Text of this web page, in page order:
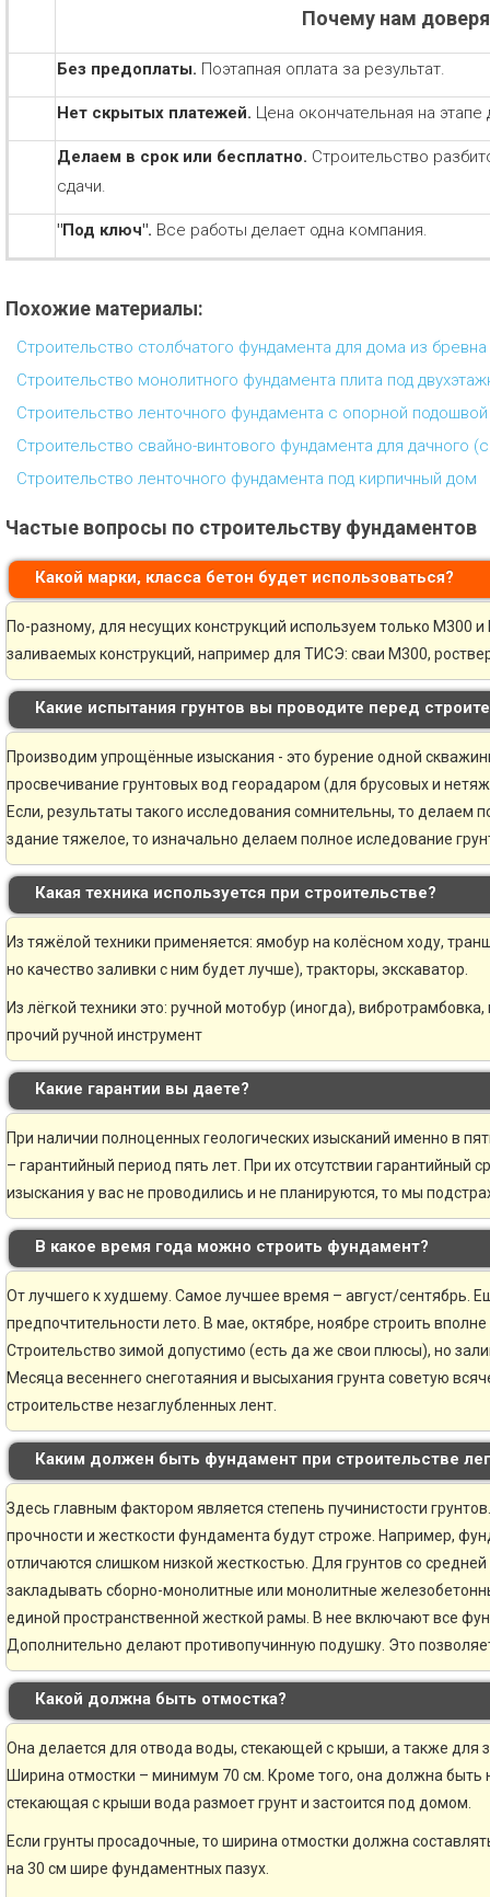
Почему нам
Без предоплаты. Поэтапная оплата за результат.
Нет скрытых платежей. Цена окончательная на этапе
Делаем в срок или бесплатно. Строительство
сдачи.
"Под ключ". Все работы делает одна компания.
Похожие материалы:
Строительство столбчатого фундамента для дома из бревна
Строительство монолитного фундамента плита под
Строительство ленточного фундамента с опорной подошвой
Строительство свайно-винтового фундамента для дачного
Строительство ленточного фундамента под кирпичный дом
Частые вопросы по строительству фундаментов
Какой марки, класса бетон будет использоваться?
По-разному, для несущих конструкций используем только М300
заливаемых конструкций, например для ТИСЭ: сваи М300,
Какие испытания грунтов вы проводите перед
Производим упрощённые изыскания - это бурение одной
просвечивание грунтовых вод георадаром (для брусовых и
Если, результаты такого исследования сомнительны, то делаем
здание тяжелое, то изначально делаем полное иследование
Какая техника используется при строительстве?
Из тяжёлой техники применяется: ямобур на колёсном ходу,
но качество заливки с ним будет лучше), тракторы, экскаватор.
Из лёгкой техники это: ручной мотобур (иногда),
прочий ручной инструмент
Какие гарантии вы даете?
При наличии полноценных геологических изысканий именно в
– гарантийный период пять лет. При их отсутствии гарантийный
изыскания у вас не проводились и не планируются, то мы
В какое время года можно строить фундамент?
От лучшего к худшему. Самое лучшее время – август/сентябрь.
предпочтительности лето. В мае, октябре, ноябре строить
Строительство зимой допустимо (есть да же свои плюсы), но
Месяца весеннего снеготаяния и высыхания грунта советую
строительстве незаглубленных лент.
Каким должен быть фундамент при строительстве
Здесь главным фактором является степень пучинистости
прочности и жесткости фундамента будут строже. Например,
отличаются слишком низкой жесткостью. Для грунтов со
закладывать сборно-монолитные или монолитные
единой пространственной жесткой рамы. В нее включают все
Дополнительно делают противопучинную подушку. Это
Какой должна быть отмостка?
Она делается для отвода воды, стекающей с крыши, а также для
Ширина отмостки – минимум 70 см. Кроме того, она должна быть
стекающая с крыши вода размоет грунт и застоится под домом.
Если грунты просадочные, то ширина отмостки должна
на 30 см шире фундаментных пазух.